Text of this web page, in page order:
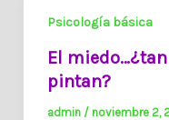
Psicología básica
El
pintan?
admin / noviembre 2,